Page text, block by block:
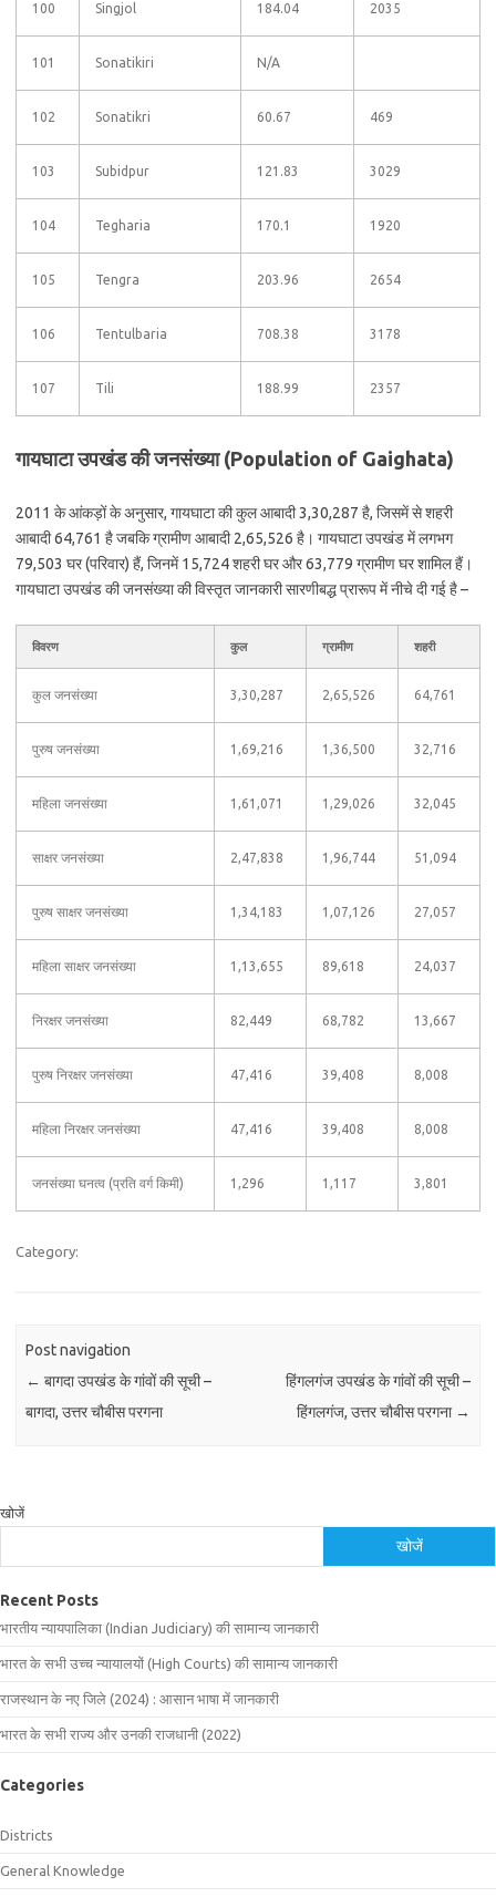
100 Singjol 184.04 2035
101 Sonatikiri N/A
102 Sonatikri 60.67 469
103 Subidpur 121.83 3029
104 Tegharia 170.1 1920
105 Tengra 203.96 2654
106 Tentulbaria 708.38 3178
107 Tili 188.99 2357
गायघाटा उपखंड की जनसंख्या (Population of Gaighata)
2011 के आंकड़ों के अनुसार, गायघाटा की कुल आबादी 3,30,287 है, जिसमें से शहरी
आबादी 64,761 है जबकि ग्रामीण आबादी 2,65,526 है। गायघाटा उपखंड में लगभग
79,503 घर (परिवार) हैं, जिनमें 15,724 शहरी घर और 63,779 ग्रामीण घर शामिल हैं।
गायघाटा उपखंड की जनसंख्या की विस्तृत जानकारी सारणीबद्ध प्रारूप में नीचे दी गई है –
विवरण कुल ग्रामीण शहरी
कुल जनसंख्या 3,30,287 2,65,526 64,761
पुरुष जनसंख्या 1,69,216 1,36,500 32,716
महिला जनसंख्या 1,61,071 1,29,026 32,045
साक्षर जनसंख्या 2,47,838 1,96,744 51,094
पुरुष साक्षर जनसंख्या 1,34,183 1,07,126 27,057
महिला साक्षर जनसंख्या 1,13,655 89,618 24,037
निरक्षर जनसंख्या 82,449 68,782 13,667
पुरुष निरक्षर जनसंख्या 47,416 39,408 8,008
महिला निरक्षर जनसंख्या 47,416 39,408 8,008
जनसंख्या घनत्व (प्रति वर्ग किमी) 1,296 1,117 3,801
Category:
Post navigation
← बागदा उपखंड के गांवों की सूची –
बागदा, उत्तर चौबीस परगना
हिंगलगंज उपखंड के गांवों की सूची –
हिंगलगंज, उत्तर चौबीस परगना →
खोजें
खोजें
Recent Posts
भारतीय न्यायपालिका (Indian Judiciary) की सामान्य जानकारी
भारत के सभी उच्च न्यायालयों (High Courts) की सामान्य जानकारी
राजस्थान के नए जिले (2024) : आसान भाषा में जानकारी
भारत के सभी राज्य और उनकी राजधानी (2022)
Categories
Districts
General Knowledge